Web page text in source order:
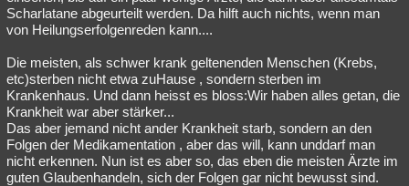
Scharlatane abgeurteilt werden. Da hilft auch nichts, wenn man
von Heilungserfolgenreden kann....
Die meisten, als schwer krank geltenenden Menschen (Krebs,
etc)sterben nicht etwa zuHause , sondern sterben im
Krankenhaus. Und dann heisst es bloss:Wir haben alles getan, die
Krankheit war aber stärker...
Das aber jemand nicht ander Krankheit starb, sondern an den
Folgen der Medikamentation , aber das will, kann unddarf man
nicht erkennen. Nun ist es aber so, das eben die meisten Ärzte im
guten Glaubenhandeln, sich der Folgen gar nicht bewusst sind.